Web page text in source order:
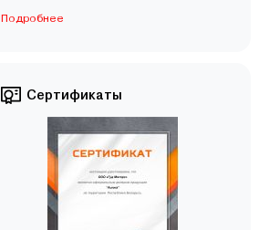
Подробнее
Сертификаты